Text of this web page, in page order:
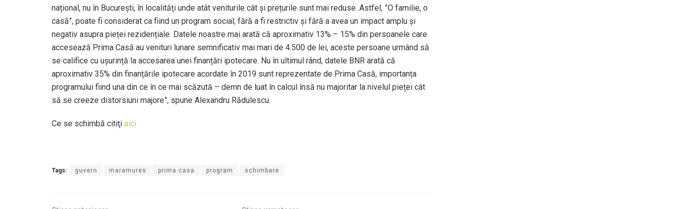
național, nu în București, în localități unde atât veniturile cât și prețurile sunt mai reduse. Astfel, ”O familie, o
casă”, poate fi considerat ca fiind un program social, fără a fi restrictiv și fără a avea un impact amplu și
negativ asupra pieței rezidențiale. Datele noastre mai arată că aproximativ 13% – 15% din persoanele care
accesează Prima Casă au venituri lunare semnificativ mai mari de 4.500 de lei, aceste persoane urmând să
se califice cu ușurință la accesarea unei finanțări ipotecare. Nu în ultimul rând, datele BNR arată că
aproximativ 35% din finanțările ipotecare acordate în 2019 sunt reprezentate de Prima Casă, importanța
programului fiind una din ce în ce mai scăzută – demn de luat în calcul însă nu majoritar la nivelul pieței cât
să se creeze distorsiuni majore”, spune Alexandru Rădulescu.
Ce se schimbă citiţi aici
Tags: guvern maramures prima casa program schimbare